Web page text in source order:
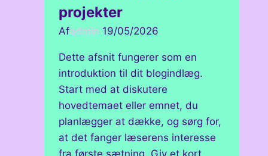
projekter
Afadmin 19/05/2026
Dette afsnit fungerer som en
introduktion til dit blogindlæg.
Start med at diskutere
hovedtemaet eller emnet, du
planlægger at dække, og sørg for,
at det fanger læserens interesse
fra første sætning. Giv et kort